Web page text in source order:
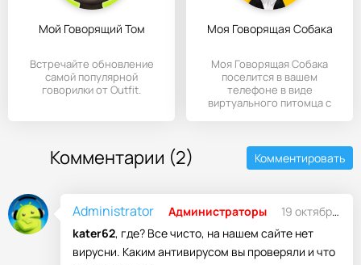
Мой Говорящий Том
Встречайте обновление
самой популярной
говорилки от Outfit.
Моя Говорящая Собака
Моя Говорящая Собака
поселится в вашем
телефоне в виде
виртуального питомца с
Комментарии (2) Комментировать
Administrator Администраторы
19 октября 2013 23:57
kater62, где? Все чисто, на нашем сайте нет
вирусни. Каким антивирусом вы проверяли и что